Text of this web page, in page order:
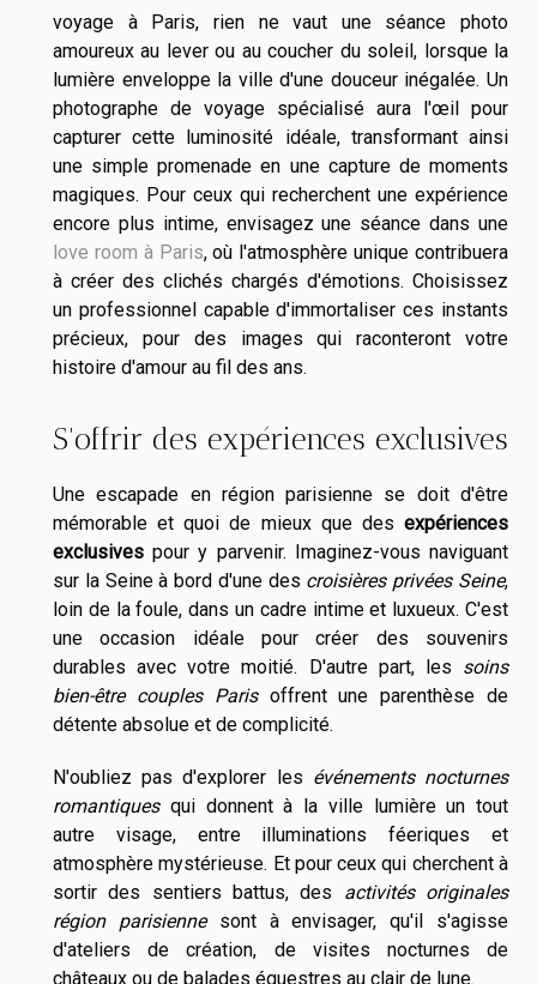
voyage à Paris, rien ne vaut une séance photo
amoureux au lever ou au coucher du soleil, lorsque la
lumière enveloppe la ville d'une douceur inégalée. Un
photographe de voyage spécialisé aura l'œil pour
capturer cette luminosité idéale, transformant ainsi
une simple promenade en une capture de moments
magiques. Pour ceux qui recherchent une expérience
encore plus intime, envisagez une séance dans une
love room à Paris, où l'atmosphère unique contribuera
à créer des clichés chargés d'émotions. Choisissez
un professionnel capable d'immortaliser ces instants
précieux, pour des images qui raconteront votre
histoire d'amour au fil des ans.
S'offrir des expériences exclusives
Une escapade en région parisienne se doit d'être
mémorable et quoi de mieux que des expériences
exclusives pour y parvenir. Imaginez-vous naviguant
sur la Seine à bord d'une des croisières privées Seine,
loin de la foule, dans un cadre intime et luxueux. C'est
une occasion idéale pour créer des souvenirs
durables avec votre moitié. D'autre part, les soins
bien-être couples Parisoffrent une parenthèse de
détente absolue et de complicité.
N'oubliez pas d'explorer les événements nocturnes
romantiquesqui donnent à la ville lumière un tout
autre visage, entre illuminations féeriques et
atmosphère mystérieuse. Et pour ceux qui cherchent à
sortir des sentiers battus, des activités originales
région parisiennesont à envisager, qu'il s'agisse
d'ateliers de création, de visites nocturnes de
châteaux ou de balades équestres au clair de lune.